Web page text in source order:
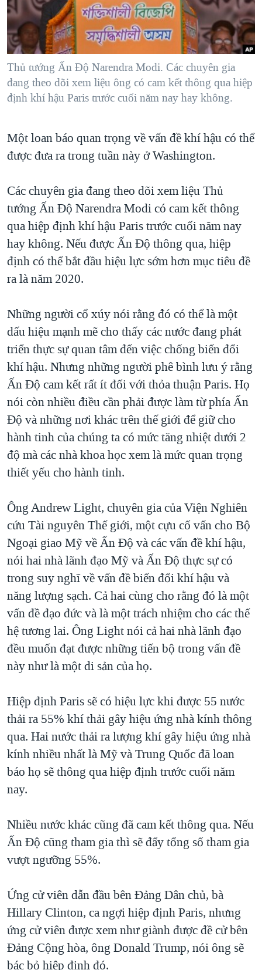
"Tìm"NGƯỜI VIỆT HẢI NGOẠI
ĐỜI SỐNG
KINH TẾ
KHOA HỌC
SỨC KHOẺ
THỂ THAO
GIÁO DỤC
TẠI
HÀNH TRÌNH BẦU CỬ 2024
MỘT NĂM CHIẾN TRANH TẠI DẢI GAZA
GIẢI MÃ VÀNH ĐAI & CON ĐƯỜNG
NGÀY TỊ NẠN THẾ GIỚI
CHI PHÍ CHIẾN TRANH AFGHANISTAN
THƯỢNG ĐỈNH TRUMP-KIM TẠI VIỆT NAM
TRỊNH VĨNH BÌNH VS. CHÍNH PHỦ VIỆT NAM
NGƯ DÂN VIỆT VÀ LÀN SÓNG TRỘM HẢI SÂM
BÊN KIA QUỐC LỘ: TIẾNG VỌNG TỪ NÔNG THÔN MỸ
QUAN HỆ VIỆT MỸ
VIDEO
NGHE
MẠNG XÃ HỘI
Thủ tướng Ấn Độ Narendra Modi. Các chuyên gia
đang theo dõi xem liệu ông có cam kết thông qua hiệp
định khí hậu Paris trước cuối năm nay hay không.
Một loan báo quan trọng về vấn đề khí hậu có thể
được đưa ra trong tuần này ở Washington.
Các chuyên gia đang theo dõi xem liệu Thủ
tướng Ấn Ðộ Narendra Modi có cam kết thông
qua hiệp định khí hậu Paris trước cuối năm nay
hay không. Nếu được Ấn Ðộ thông qua, hiệp
định có thể bắt đầu hiệu lực sớm hơn mục tiêu đề
ra là năm 2020.
Những người cổ xúy nói rằng đó có thể là một
dấu hiệu mạnh mẽ cho thấy các nước đang phát
triển thực sự quan tâm đến việc chống biến đổi
khí hậu. Nhưng những người phê bình lưu ý rằng
Ấn Ðộ cam kết rất ít đối với thỏa thuận Paris. Họ
nói còn nhiều điều cần phải được làm từ phía Ấn
Ðộ và những nơi khác trên thế giới để giữ cho
hành tinh của chúng ta có mức tăng nhiệt dưới 2
độ mà các nhà khoa học xem là mức quan trọng
thiết yếu cho hành tinh.
Ông Andrew Light, chuyên gia của Viện Nghiên
cứu Tài nguyên Thế giới, một cựu cố vấn cho Bộ
Ngoại giao Mỹ về Ấn Ðộ và các vấn đề khí hậu,
nói hai nhà lãnh đạo Mỹ và Ấn Ðộ thực sự có
trong suy nghĩ về vấn đề biến đổi khí hậu và
năng lượng sạch. Cả hai cùng cho rằng đó là một
vấn đề đạo đức và là một trách nhiệm cho các thế
hệ tương lai. Ông Light nói cả hai nhà lãnh đạo
đều muốn đạt được những tiến bộ trong vấn đề
này như là một di sản của họ.
Hiệp định Paris sẽ có hiệu lực khi được 55 nước
thải ra 55% khí thải gây hiệu ứng nhà kính thông
qua. Hai nước thải ra lượng khí gây hiệu ứng nhà
kính nhiều nhất là Mỹ và Trung Quốc đã loan
báo họ sẽ thông qua hiệp định trước cuối năm
nay.
Nhiều nước khác cũng đã cam kết thông qua. Nếu
Ấn Ðộ cũng tham gia thì sẽ đẩy tổng số tham gia
vượt ngưỡng 55%.
Ứng cử viên dẫn đầu bên Ðảng Dân chủ, bà
Hillary Clinton, ca ngợi hiệp định Paris, nhưng
ứng cử viên được xem như giành được đề cử bên
Ðảng Cộng hòa, ông Donald Trump, nói ông sẽ
bác bỏ hiệp định đó.